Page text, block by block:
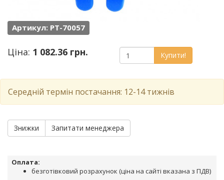
Артикул: PT-70057
Ціна: 1 082.36 грн. Купити!
Середній термін постачання: 12-14 тижнів
Знижки Запитати менеджера
Оплата:
безготівковий розрахунок (ціна на сайті вказана з ПДВ)